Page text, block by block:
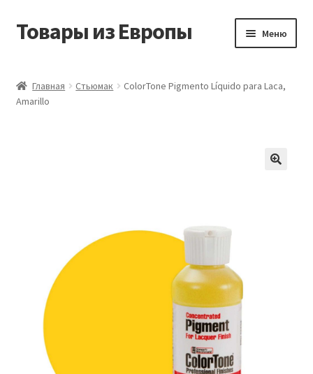
Перейти
Перейти
Товары из Европы Меню
Виды доставки
Мой аккаунт
Оставить отзыв
Оформление заказа
Подтверждение заказа
Главная Стьюмак
ColorTone Pigmento Líquido para Laca,
Amarillo